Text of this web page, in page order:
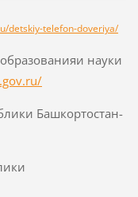
detskiy-telefon-doveriya/
науки
Башкортостан-